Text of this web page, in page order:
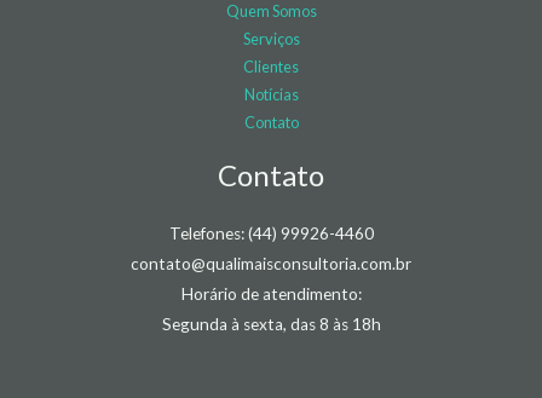
Quem Somos
Serviços
Clientes
Notícias
Contato
Contato
Telefones: (44) 99926-4460
contato@qualimaisconsultoria.com.br
Horário de atendimento:
Segunda à sexta, das 8 às 18h